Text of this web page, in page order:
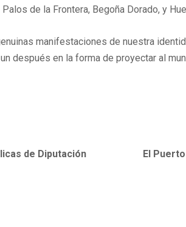
de la Frontera, Begoña Dorado, y
manifestaciones de nuestra
después en la forma de proyectar al
de Diputación
El